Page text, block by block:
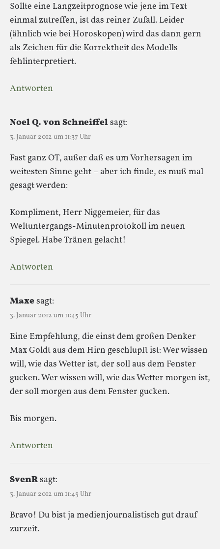
Sollte eine Langzeitprognose wie jene im Text
einmal zutreffen, ist das reiner Zufall. Leider
(ähnlich wie bei Horoskopen) wird das dann gern
als Zeichen für die Korrektheit des Modells
fehlinterpretiert.
Antworten
Noel Q. von Schneiffelsagt:
3. Januar 2012 um 11:37 Uhr
Fast ganz OT, außer daß es um Vorhersagen im
weitesten Sinne geht – aber ich finde, es muß mal
gesagt werden:
Kompliment, Herr Niggemeier, für das
Weltuntergangs-Minutenprotokoll im neuen
Spiegel. Habe Tränen gelacht!
Antworten
Maxesagt:
3. Januar 2012 um 11:45 Uhr
Eine Empfehlung, die einst dem großen Denker
Max Goldt aus dem Hirn geschlupft ist: Wer wissen
will, wie das Wetter ist, der soll aus dem Fenster
gucken. Wer wissen will, wie das Wetter morgen ist,
der soll morgen aus dem Fenster gucken.
Bis morgen.
Antworten
SvenRsagt:
3. Januar 2012 um 11:45 Uhr
Bravo! Du bist ja medienjournalistisch gut drauf
zurzeit.